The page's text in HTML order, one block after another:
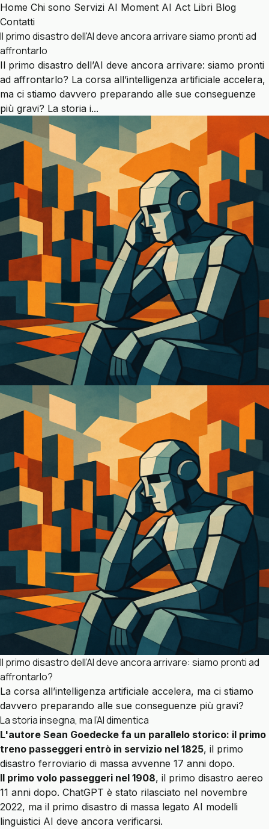
Home Chi sono Servizi AI Moment AI Act Libri Blog
Contatti
Il primo disastro dell'AI deve ancora arrivare siamo pronti ad
affrontarlo
Il primo disastro dell’AI deve ancora arrivare: siamo pronti
ad affrontarlo? La corsa all’intelligenza artificiale accelera,
ma ci stiamo davvero preparando alle sue conseguenze
più gravi? La storia i...
Il primo disastro dell’AI deve ancora arrivare: siamo pronti ad
affrontarlo?
La corsa all’intelligenza artificiale accelera, ma ci stiamo
davvero preparando alle sue conseguenze più gravi?
La storia insegna, ma l’AI dimentica
L'autore Sean Goedecke fa un parallelo storico: il primo
treno passeggeri entrò in servizio nel 1825, il primo
disastro ferroviario di massa avvenne 17 anni dopo.
Il primo volo passeggeri nel 1908, il primo disastro aereo
11 anni dopo. ChatGPT è stato rilasciato nel novembre
2022, ma il primo disastro di massa legato AI modelli
linguistici AI deve ancora verificarsi.